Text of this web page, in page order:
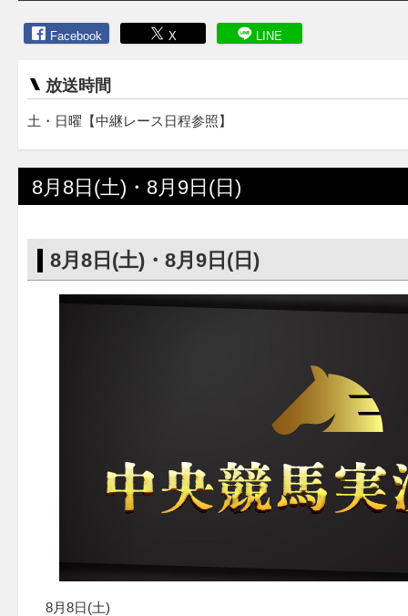
Facebook X LINE
放送時間
土・日曜【中継レース日程参照】
8月8日(土)・8月9日(日)
8月8日(土)・8月9日(日)
8月8日(土)